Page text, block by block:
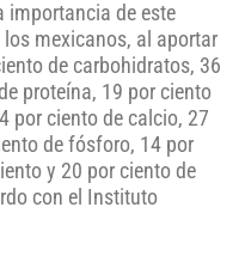
importancia de este
mexicanos, al aportar
de carbohidratos, 36
proteína, 19 por ciento
por ciento de calcio, 27
de fósforo, 14 por
y 20 por ciento de
con el Instituto